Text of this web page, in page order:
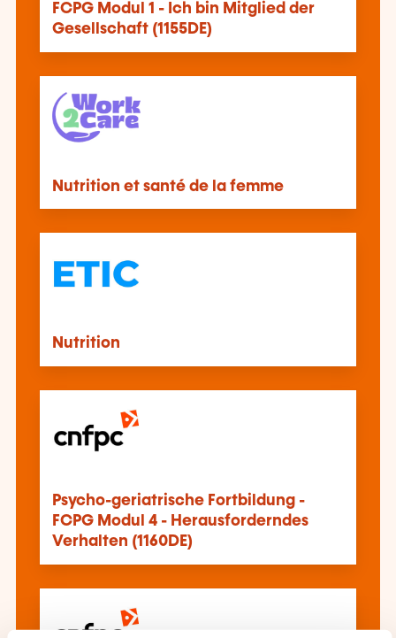
FCPG Modul 1 - Ich bin Mitglied der
Gesellschaft (1155DE)
Nutrition et santé de la femme
Nutrition
Psycho-geriatrische Fortbildung -
FCPG Modul 4 - Herausforderndes
Verhalten (1160DE)